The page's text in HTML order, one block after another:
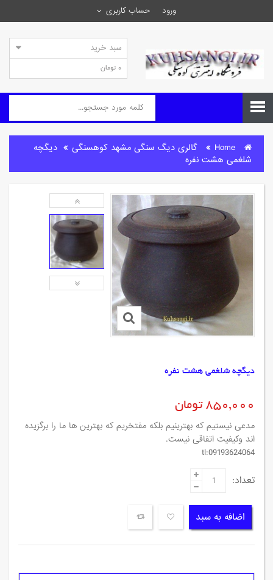
ورود حساب کاربری
سبد خرید
0 تومان
گالری دیگ سنگی مشهد کوهسنگی
دیگچه
شلغمی هشت نفره
دیگچه شلغمی هشت نفره
850,000 تومان
مدعی نیستیم که بهترینیم بلکه مفتخریم که بهترین ها ما را برگزیده
اند وکیفیت اتفاقی نیست.
tl:09193624064
تعداد:
اضافه به سبد